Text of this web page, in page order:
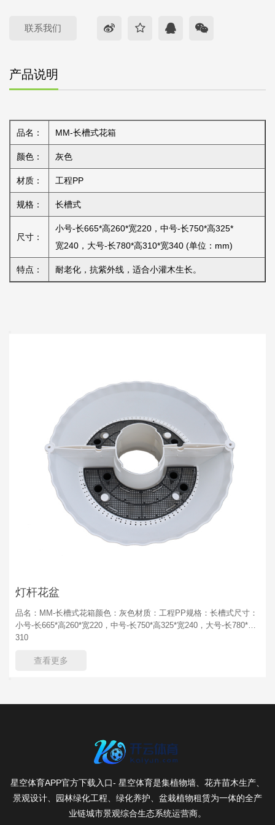
联系我们
产品说明
品名： MM-长槽式花箱
颜色： 灰色
材质： 工程PP
规格： 长槽式
尺寸：
小号-长665*高260*宽220，中号-长750*高325*
宽240，大号-长780*高310*宽340 (单位：mm)
特点： 耐老化，抗紫外线，适合小灌木生长。
灯杆花盆
品名：MM-长槽式花箱颜色：灰色材质：工程PP规格：长槽式尺寸：
小号-长665*高260*宽220，中号-长750*高325*宽240，大号-长780*高
310
查看更多
星空体育APP官方下载入口- 星空体育是集植物墙、花卉苗木生产、
景观设计、园林绿化工程、绿化养护、盆栽植物租赁为一体的全产
业链城市景观综合生态系统运营商。